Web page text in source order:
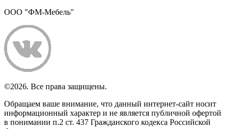
ООО "ФМ-Мебель"
©2026. Все права защищены.
Обращаем ваше внимание, что данный интернет-сайт носит
информационный характер и не является публичной офертой
в понимании п.2 ст. 437 Гражданского кодекса Российской